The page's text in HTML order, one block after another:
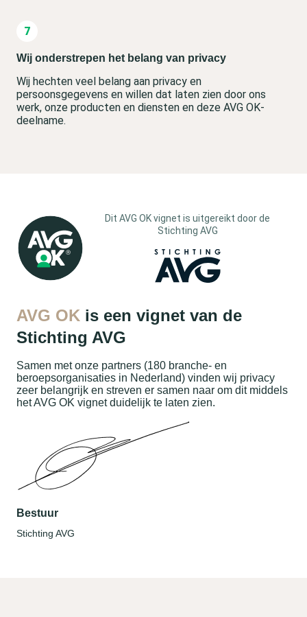
Wij onderstrepen het belang van privacy
Wij hechten veel belang aan privacy en
persoonsgegevens en willen dat laten zien door ons
werk, onze producten en diensten en deze AVG OK-
deelname.
Dit AVG OK vignet is uitgereikt door de
Stichting AVG
AVG OK is een vignet van de
Stichting AVG
Samen met onze partners (180 branche- en
beroepsorganisaties in Nederland) vinden wij privacy
zeer belangrijk en streven er samen naar om dit middels
het AVG OK vignet duidelijk te laten zien.
Bestuur
Stichting AVG